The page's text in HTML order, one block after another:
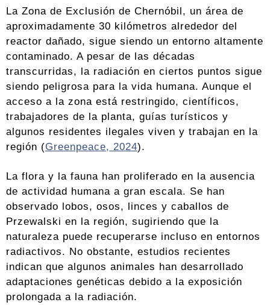
La Zona de Exclusión de Chernóbil, un área de
aproximadamente 30 kilómetros alrededor del
reactor dañado, sigue siendo un entorno altamente
contaminado. A pesar de las décadas
transcurridas, la radiación en ciertos puntos sigue
siendo peligrosa para la vida humana. Aunque el
acceso a la zona está restringido, científicos,
trabajadores de la planta, guías turísticos y
algunos residentes ilegales viven y trabajan en la
región (Greenpeace, 2024).
La flora y la fauna han proliferado en la ausencia
de actividad humana a gran escala. Se han
observado lobos, osos, linces y caballos de
Przewalski en la región, sugiriendo que la
naturaleza puede recuperarse incluso en entornos
radiactivos. No obstante, estudios recientes
indican que algunos animales han desarrollado
adaptaciones genéticas debido a la exposición
prolongada a la radiación.